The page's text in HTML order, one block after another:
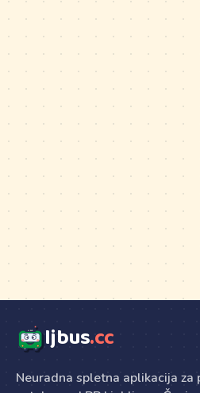
ljbus.cc
Neuradna spletna aplikacija za